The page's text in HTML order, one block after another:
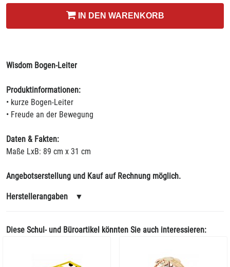
IN DEN WARENKORB
Wisdom Bogen-Leiter
Produktinformationen:
• kurze Bogen-Leiter
• Freude an der Bewegung
Daten & Fakten:
Maße LxB: 89 cm x 31 cm
Angebotserstellung und Kauf auf Rechnung möglich.
Herstellerangaben ▼
Diese Schul- und Büroartikel könnten Sie auch interessieren: